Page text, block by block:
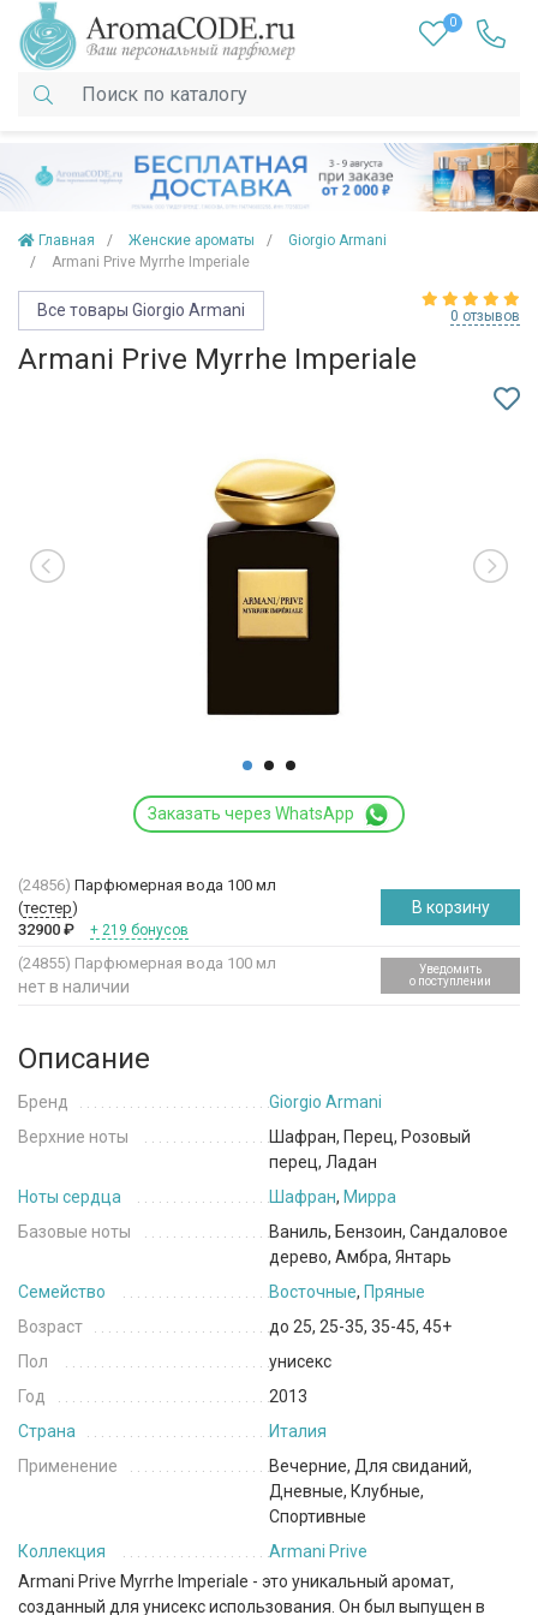
0
Главная Женские ароматы
Giorgio Armani
Armani Prive Myrrhe Imperiale
Все товары Giorgio Armani 0 отзывов
Armani Prive Myrrhe Imperiale
Заказать через WhatsApp
(24856) Парфюмерная вода 100 мл
(тестер)
32900 ₽ + 219 бонусов
В корзину
(24855) Парфюмерная вода 100 мл
нет в наличии
Уведомить
о поступлении
Описание
Бренд
Giorgio Armani
Верхние ноты
Шафран, Перец, Розовый
перец, Ладан
Ноты сердца
Шафран, Мирра
Базовые ноты
Ваниль, Бензоин, Сандаловое
дерево, Амбра, Янтарь
Семейство
Восточные, Пряные
Возраст
до 25, 25-35, 35-45, 45+
Пол
унисекс
Год
2013
Страна
Италия
Применение
Вечерние, Для свиданий,
Дневные, Клубные,
Спортивные
Коллекция
Armani Prive
Armani Prive Myrrhe Imperiale - это уникальный аромат,
созданный для унисекс использования. Он был выпущен в